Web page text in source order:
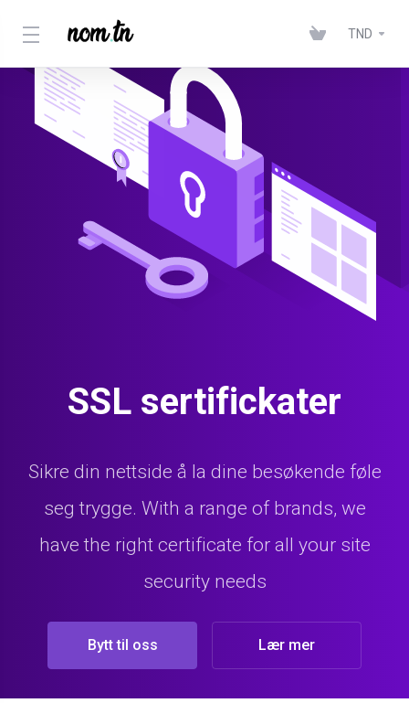
TND
SSL sertifickater
Sikre din nettside å la dine besøkende føle
seg trygge. With a range of brands, we
have the right certificate for all your site
security needs
Bytt til oss Lær mer